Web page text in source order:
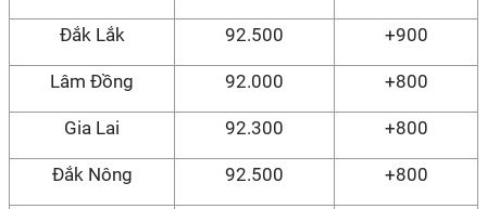
Đắk Lắk 92.500 +900
Lâm Đồng 92.000 +800
Gia Lai 92.300 +800
Đắk Nông 92.500 +800